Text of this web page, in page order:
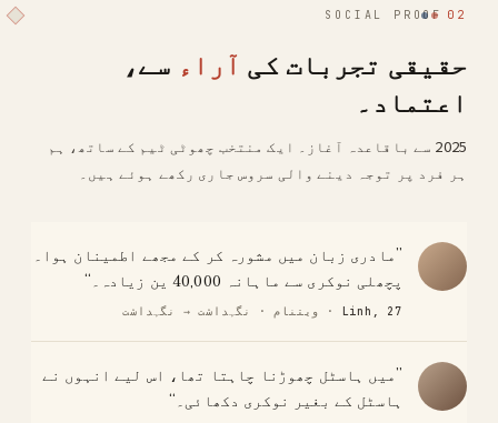
02
SOCIAL PROOF
حقیقی تجربات کی آراء سے،
اعتماد۔
2025 سے باقاعدہ آغاز۔ ایک منتخب چھوٹی ٹیم کے ساتھ، ہم
ہر فرد پر توجہ دینے والی سروس جاری رکھے ہوئے ہیں۔
”مادری زبان میں مشورہ کر کے مجھے اطمینان ہوا۔
پچھلی نوکری سے ماہانہ 40,000 ین زیادہ۔“
Linh, 27 · ویتنام · نگہداشت → نگہداشت
”میں ہاسٹل چھوڑنا چاہتا تھا، اس لیے انہوں نے
ہاسٹل کے بغیر نوکری دکھائی۔“